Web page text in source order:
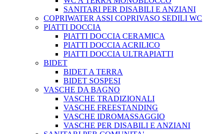
SANITARI PER DISABILI E ANZIANI
COPRIWATER ASSI COPRIVASO SEDILI WC
PIATTI DOCCIA
PIATTI DOCCIA CERAMICA
PIATTI DOCCIA ACRILICO
PIATTI DOCCIA ULTRAPIATTI
BIDET
BIDET A TERRA
BIDET SOSPESI
VASCHE DA BAGNO
VASCHE TRADIZIONALI
VASCHE FREESTANDING
VASCHE IDROMASSAGGIO
VASCHE PER DISABILI E ANZIANI